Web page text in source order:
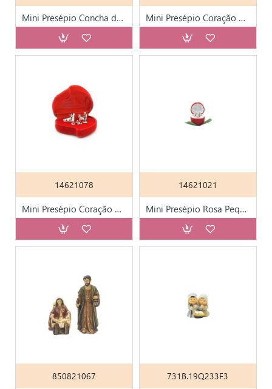
Mini Presépio Concha de Veludo Mini Presépio Coração Grande
14621078
Mini Presépio Coração Grande Veludo
14621021
Mini Presépio Rosa Pequeno Veludo
850821067 731B.19Q233F3